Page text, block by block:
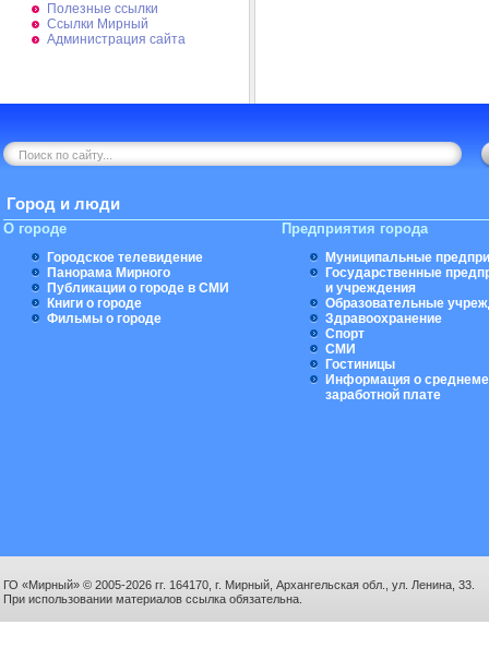
Полезные ссылки
Ссылки Мирный
Администрация сайта
Город и люди
О городе
Городское телевидение
Панорама Мирного
Публикации о городе в СМИ
Книги о городе
Фильмы о городе
Предприятия города
Муниципальные
Государственные
и учреждения
Образовательные
Здравоохранение
Спорт
СМИ
Гостиницы
Информация о
заработной плате
ГО «Мирный» © 2005-2026 гг. 164170, г. Мирный, Архангельская обл., ул. Ленина, 33.
При использовании материалов ссылка обязательна.